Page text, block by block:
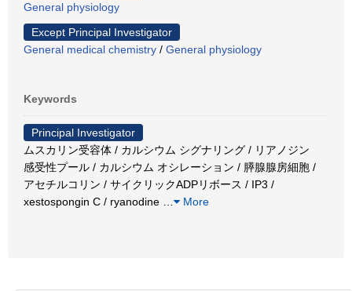
General physiology
Except Principal Investigator
General medical chemistry / General physiology
Keywords
Principal Investigator
ムスカリン受容体 / カルシウム シグナリング / リアノジン
感受性プール / カルシウム オシレーション / 膵腺腺房細胞 /
アセチルコリン / サイクリックADPリボース / IP3 /
xestospongin C / ryanodine
More